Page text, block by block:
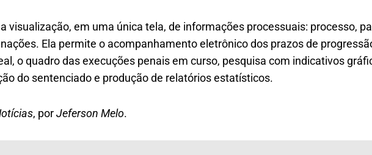
visualização, em uma única tela, de informações processuais: processo,
Ela permite o acompanhamento eletrônico dos prazos de
o quadro das execuções penais em curso, pesquisa com indicativos
do sentenciado e produção de relatórios estatísticos.
, porJeferson Melo.